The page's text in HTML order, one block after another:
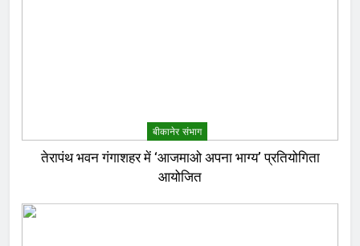
बीकानेर संभाग
तेरापंथ भवन गंगाशहर में ‘आजमाओ अपना भाग्य’ प्रतियोगिता
आयोजित